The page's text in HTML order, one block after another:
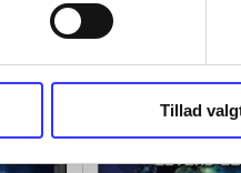
Tillad